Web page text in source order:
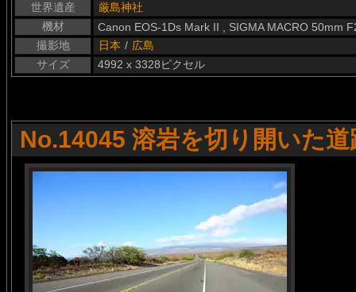
世界遺産
厳島神社
機材
Canon EOS-1Ds Mark II , SIGMA MACRO 50mm
撮影地
日本 / 広島
サイズ
4992 x 3328ピクセル
No.14045 溶岩を切り開いた道